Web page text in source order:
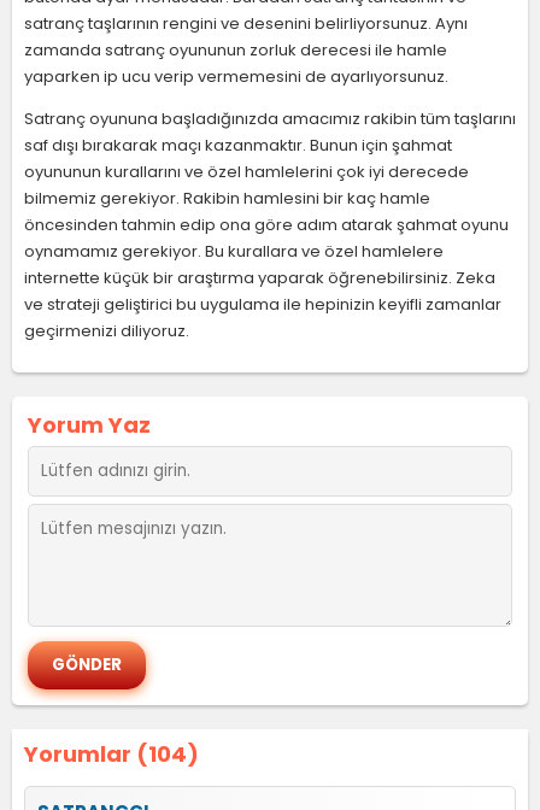
satranç taşlarının rengini ve desenini belirliyorsunuz. Aynı
zamanda satranç oyununun zorluk derecesi ile hamle
yaparken ip ucu verip vermemesini de ayarlıyorsunuz.
Satranç oyununa başladığınızda amacımız rakibin tüm taşlarını
saf dışı bırakarak maçı kazanmaktır. Bunun için şahmat
oyununun kurallarını ve özel hamlelerini çok iyi derecede
bilmemiz gerekiyor. Rakibin hamlesini bir kaç hamle
öncesinden tahmin edip ona göre adım atarak şahmat oyunu
oynamamız gerekiyor. Bu kurallara ve özel hamlelere
internette küçük bir araştırma yaparak öğrenebilirsiniz. Zeka
ve strateji geliştirici bu uygulama ile hepinizin keyifli zamanlar
geçirmenizi diliyoruz.
Yorumlar (104)
Yorum Yaz